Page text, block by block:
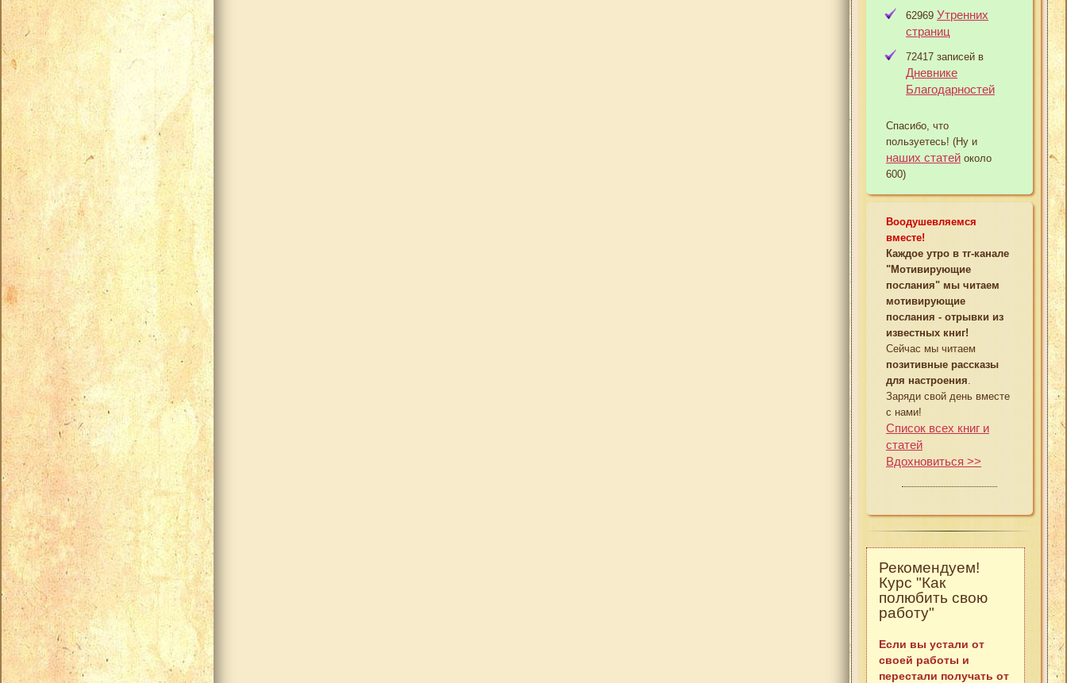
62969 Утренних
страниц
72417 записей в
Дневнике
Благодарностей
Спасибо, что
пользуетесь! (Ну и
наших статей около
600)
Воодушевляемся
вместе!
Каждое утро в тг-канале
"Мотивирующие
послания" мы читаем
мотивирующие
послания - отрывки из
известных книг!
Сейчас мы читаем
позитивные рассказы
для настроения
Заряди свой день вместе
с нами!
Список всех книг и
статей
Вдохновиться >>
Рекомендуем!
Курс "Как
полюбить свою
работу"
Если вы устали от
своей работы и
перестали получать от